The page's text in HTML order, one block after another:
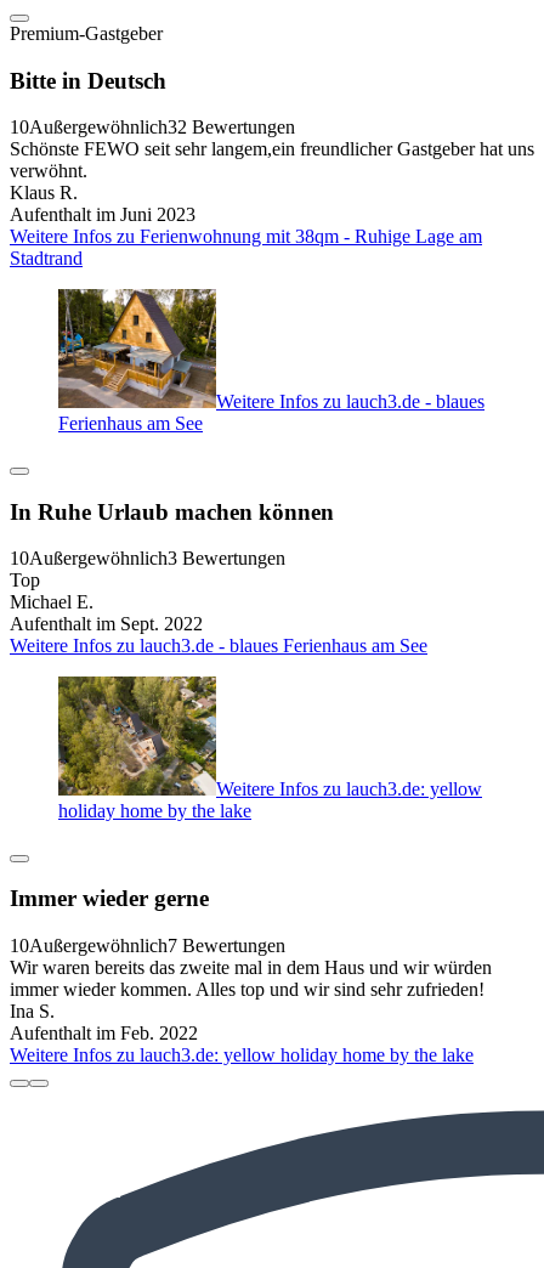
Premium-Gastgeber
Bitte in Deutsch
10Außergewöhnlich32 Bewertungen
Schönste FEWO seit sehr langem,ein freundlicher Gastgeber hat uns
verwöhnt.
Klaus R.
Aufenthalt im Juni 2023
Weitere Infos zu Ferienwohnung mit 38qm - Ruhige Lage am
Stadtrand
Weitere Infos zu lauch3.de - blaues
Ferienhaus am See
In Ruhe Urlaub machen können
10Außergewöhnlich3 Bewertungen
Top
Michael E.
Aufenthalt im Sept. 2022
Weitere Infos zu lauch3.de - blaues Ferienhaus am See
Weitere Infos zu lauch3.de: yellow
holiday home by the lake
Immer wieder gerne
10Außergewöhnlich7 Bewertungen
Wir waren bereits das zweite mal in dem Haus und wir würden
immer wieder kommen. Alles top und wir sind sehr zufrieden!
Ina S.
Aufenthalt im Feb. 2022
Weitere Infos zu lauch3.de: yellow holiday home by the lake